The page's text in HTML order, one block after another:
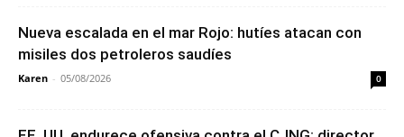
Nueva escalada en el mar Rojo: hutíes atacan con
misiles dos petroleros saudíes
Karen - 05/08/2026 0